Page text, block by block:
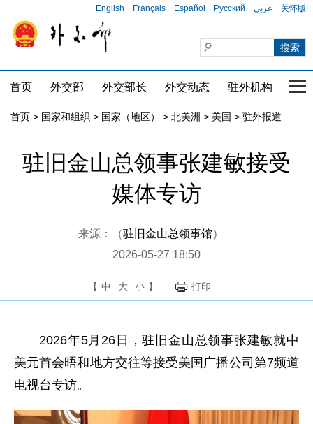
English Français Español Русский عربي 关怀版
首页 外交部 外交部长 外交动态 驻外机构 国
首页 > 国家和组织 > 国家（地区） > 北美洲 > 美国 > 驻外报道
驻旧金山总领事张建敏接受
媒体专访
来源：（驻旧金山总领事馆）
2026-05-27 18:50
【 中 大 小 】 打印
2026年5月26日，驻旧金山总领事张建敏就中
美元首会晤和地方交往等接受美国广播公司第7频道
电视台专访。